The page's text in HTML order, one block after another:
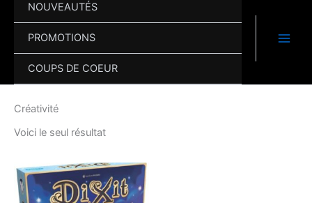
NOUVEAUTÉS
PROMOTIONS
COUPS DE COEUR
Créativité
Voici le seul résultat